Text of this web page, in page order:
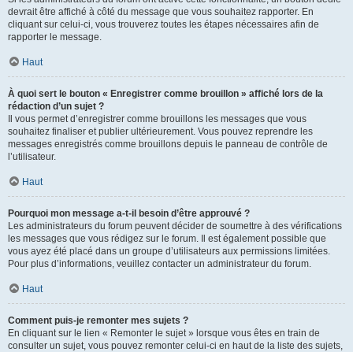
devrait être affiché à côté du message que vous souhaitez rapporter. En
cliquant sur celui-ci, vous trouverez toutes les étapes nécessaires afin de
rapporter le message.
Haut
À quoi sert le bouton « Enregistrer comme brouillon » affiché lors de la
rédaction d’un sujet ?
Il vous permet d’enregistrer comme brouillons les messages que vous
souhaitez finaliser et publier ultérieurement. Vous pouvez reprendre les
messages enregistrés comme brouillons depuis le panneau de contrôle de
l’utilisateur.
Haut
Pourquoi mon message a-t-il besoin d’être approuvé ?
Les administrateurs du forum peuvent décider de soumettre à des vérifications
les messages que vous rédigez sur le forum. Il est également possible que
vous ayez été placé dans un groupe d’utilisateurs aux permissions limitées.
Pour plus d’informations, veuillez contacter un administrateur du forum.
Haut
Comment puis-je remonter mes sujets ?
En cliquant sur le lien « Remonter le sujet » lorsque vous êtes en train de
consulter un sujet, vous pouvez remonter celui-ci en haut de la liste des sujets,